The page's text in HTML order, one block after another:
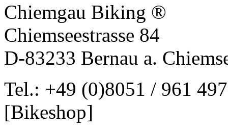
Chiemgau Biking ®
Chiemseestrasse 84
D-83233 Bernau a.
Tel.: +49 (0)8051 / 961
[Bikeshop]